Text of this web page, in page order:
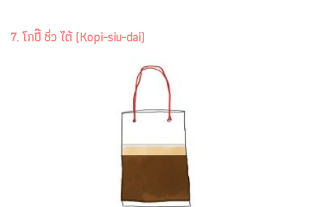
7. โกปี๊ ซิ่ว ไต้ (Kopi-siu-dai)